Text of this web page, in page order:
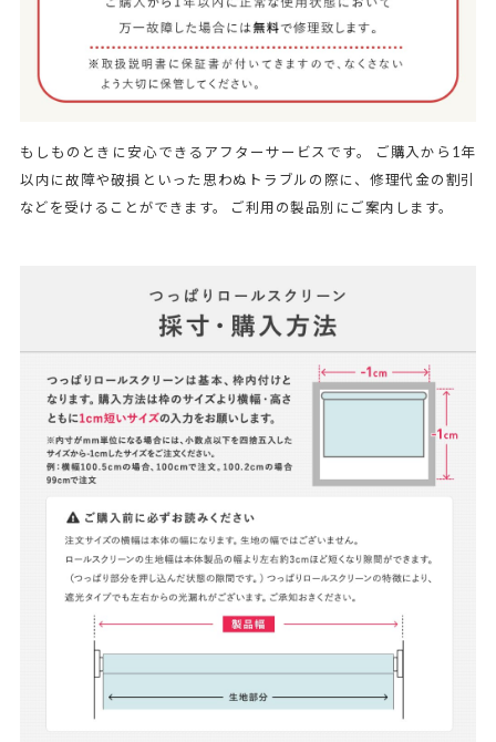
もしものときに安心できるアフターサービスです。 ご購入から1年
以内に故障や破損といった思わぬトラブルの際に、修理代金の割引
などを受けることができます。 ご利用の製品別にご案内します。